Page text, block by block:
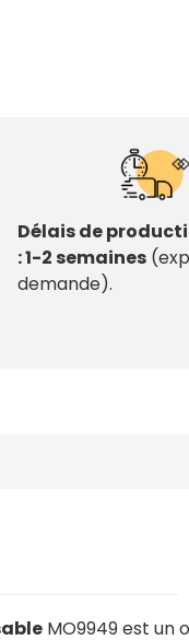
Délais de
: 1-2 semaines
demande).
MO9949 est un